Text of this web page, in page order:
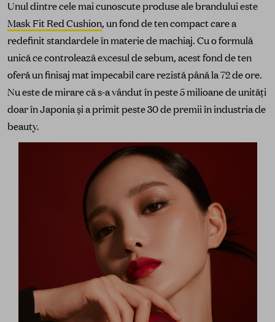
Unul dintre cele mai cunoscute produse ale brandului este
Mask Fit Red Cushion, un fond de ten compact care a
redefinit standardele în materie de machiaj. Cu o formulă
unică ce controlează excesul de sebum, acest fond de ten
oferă un finisaj mat impecabil care rezistă până la 72 de ore.
Nu este de mirare că s-a vândut în peste 5 milioane de unități
doar în Japonia și a primit peste 30 de premii în industria de
beauty.